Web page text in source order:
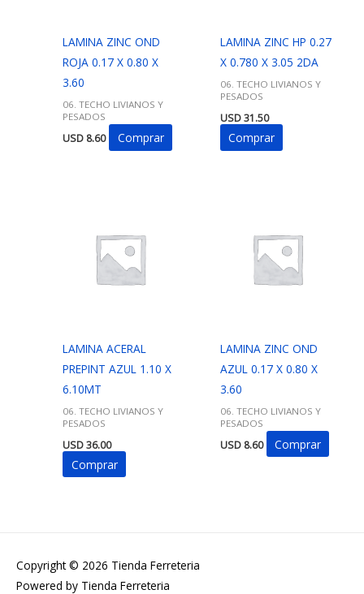
LAMINA ZINC OND
ROJA 0.17 X 0.80 X
3.60
06. TECHO LIVIANOS Y
PESADOS
USD 8.60 Comprar
LAMINA ZINC HP 0.27
X 0.780 X 3.05 2DA
06. TECHO LIVIANOS Y
PESADOS
USD31.50
Comprar
LAMINA ACERAL
PREPINT AZUL 1.10 X
6.10MT
06. TECHO LIVIANOS Y
PESADOS
USD36.00
Comprar
LAMINA ZINC OND
AZUL 0.17 X 0.80 X
3.60
06. TECHO LIVIANOS Y
PESADOS
USD8.60 Comprar
Copyright © 2026 Tienda Ferreteria
Powered by Tienda Ferreteria